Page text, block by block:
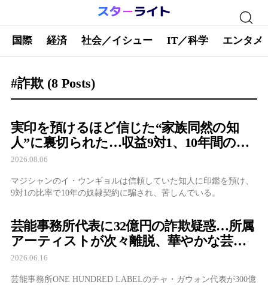
国際 経済 社会／イシュー IT／科学 エンタメ
#詐欺 (8 Posts)
実印を預けるほど信じた“家族同然の知
人”に裏切られた…収益9対1、10年間の奴
隷契約で人生が一変
2026.08.06
マジシャンのイ・ウンギョルは信頼していた知人に印鑑を預け、
9対1の比率で10年の奴隷契約に騙され、苦しんでいる。
芸能事務所代表に32億円の詐欺疑惑…所属
アーティストが次々離脱、華やかな芸能
帝国の裏で何が
2026.06.16
芸能事務所ONE HUNDRED LABELのチャ・ガウォン代表が300億